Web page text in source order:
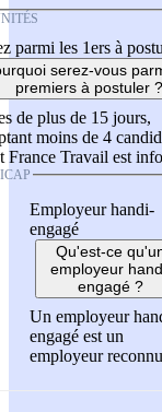
parmi les 1ers à
serez-vous
premiers à postuler ?
de plus de 15 jours,
moins de 4
France Travail est
Employeur handi-
engagé
Qu'est-ce
employeur
engagé ?
Un employeur
engagé est un
employeur reconnu